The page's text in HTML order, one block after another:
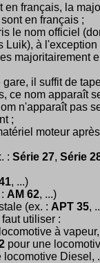
en français, la
en français ;
le nom officiel
Luik), à l'exception
majoritairement
il suffit de
ce nom apparaît
n'apparaît pas
;
moteur après
: Série 27, Série
, ...)
AM 62, ...)
(ex. : APT 35,
utiliser :
à
pour une
locomotive Diesel,